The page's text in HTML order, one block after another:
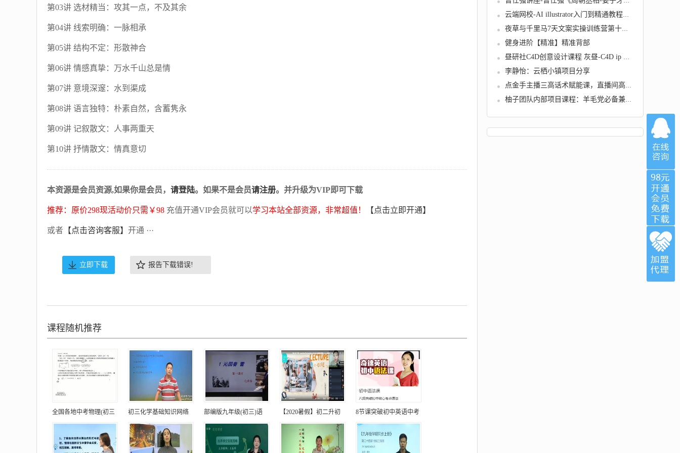
第03讲 选材精当：攻其一点，不及其余
第04讲 线索明确：一脉相承
第05讲 结构不定：形散神合
第06讲 情感真挚：万水千山总是情
第07讲 意境深邃：水到渠成
第08讲 语言独特：朴素自然，含蓄隽永
第09讲 记叙散文：人事两重天
第10讲 抒情散文：情真意切
本资源是会员资源,如果你是会员， 请登陆。如果不是会员请注册。并升级为VIP即可下载
推荐：原价298现活动价只需￥98 充值开通VIP会员就可以学习本站全部资源，非常超值！ 【点击立即开通】
或者 【点击咨询客服】 开通 ···
立即下载 报告下载错误!
课程随机推荐
全国各地中考物理(初三 初三化学基础知识网络 部编版九年级(初三)语 【2020暑假】初二升初 8节课突破初中英语中考
云端网校-AI illustrator入门到精通教程视频
夜草与千里马7天文案实操训练营第十五期
健身进阶【精准】精准背部
昼研社C4D创意设计课程 灰昼-C4D ip 角色绑定...
李静怡：云栖小镇项目分享
点金手主播三高话术赋能课，直播间高成交话术...
柚子团队内部项目课程：羊毛党必备兼职项目，...